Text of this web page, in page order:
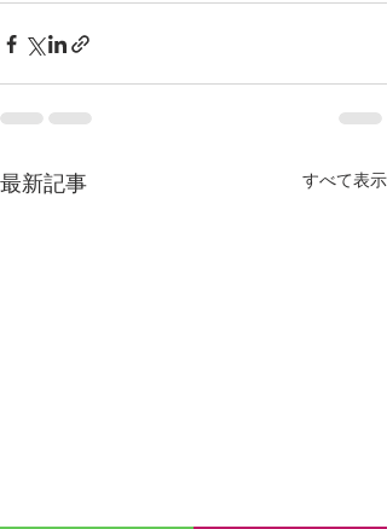
最新記事 すべて表示